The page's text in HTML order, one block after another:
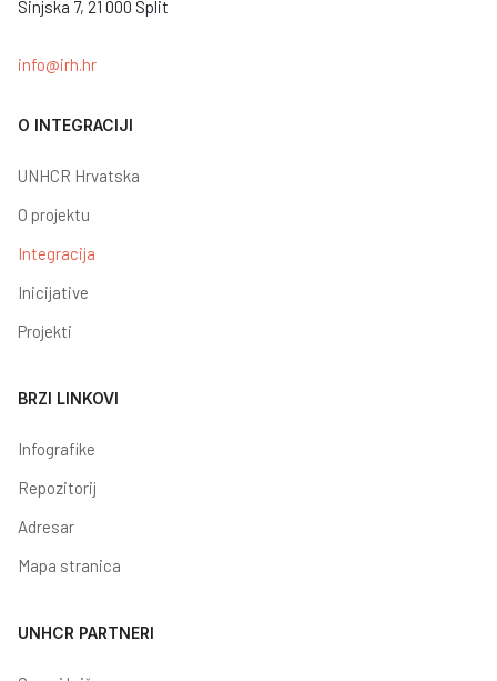
Sinjska 7, 21 000 Split
info@irh.hr
O INTEGRACIJI
UNHCR Hrvatska
O projektu
Integracija
Inicijative
Projekti
BRZI LINKOVI
Infografike
Repozitorij
Adresar
Mapa stranica
UNHCR PARTNERI